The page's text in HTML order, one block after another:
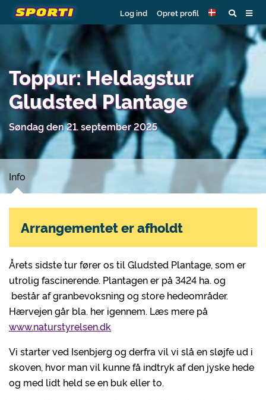
Log ind Opret profil
Toppur: Heldagstur
Gludsted Plantage
Søndag den 21. september 2025
Info
Årets sidste tur fører os til Gludsted Plantage, som er
utrolig fascinerende. Plantagen er på 3424 ha. og
består af granbevoksning og store hedeområder.
Hærvejen går bla. her igennem. Læs mere på
www.naturstyrelsen.dk
Vi starter ved Isenbjerg og derfra vil vi slå en sløjfe ud i
skoven, hvor man vil kunne få indtryk af den jyske hede
og med lidt held se en buk eller to.
Arrangementet er afholdt